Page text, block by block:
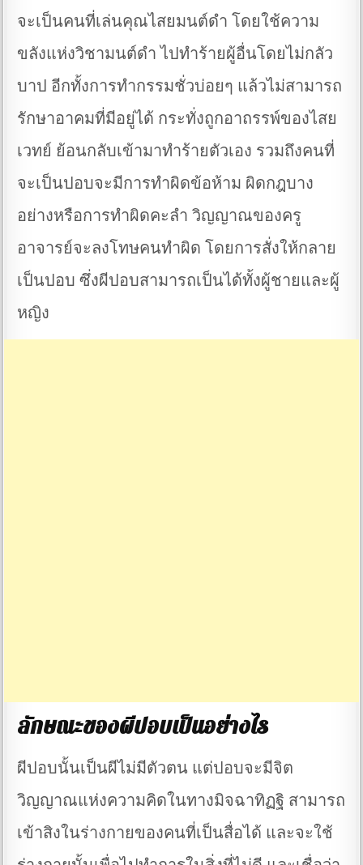
จะเป็นคนที่เล่นคุณไสยมนต์ดำ โดยใช้ความ
ขลังแห่งวิชามนต์ดำ ไปทำร้ายผู้อื่นโดยไม่กลัว
บาป อีกทั้งการทำกรรมชั่วบ่อยๆ แล้วไม่สามารถ
รักษาอาคมที่มีอยู่ได้ กระทั่งถูกอาถรรพ์ของไสย
เวทย์ ย้อนกลับเข้ามาทำร้ายตัวเอง รวมถึงคนที่
จะเป็นปอบจะมีการทำผิดข้อห้าม ผิดกฎบาง
อย่างหรือการทำผิดคะลำ วิญญาณของครู
อาจารย์จะลงโทษคนทำผิด โดยการสั่งให้กลาย
เป็นปอบ ซึ่งผีปอบสามารถเป็นได้ทั้งผู้ชายและผู้
หญิง
ลักษณะของผีปอบเป็นอย่างไร
ผีปอบนั้นเป็นผีไม่มีตัวตน แต่ปอบจะมีจิต
วิญญาณแห่งความคิดในทางมิจฉาทิฏฐิ สามารถ
เข้าสิงในร่างกายของคนที่เป็นสื่อได้ และจะใช้